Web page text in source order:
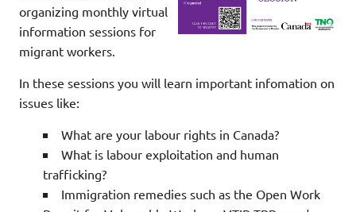
organizing monthly virtual
information sessions for
migrant workers.
In these sessions you will learn important infomation on
issues like:
What are your labour rights in Canada?
What is labour exploitation and human
trafficking?
Immigration remedies such as the Open Work